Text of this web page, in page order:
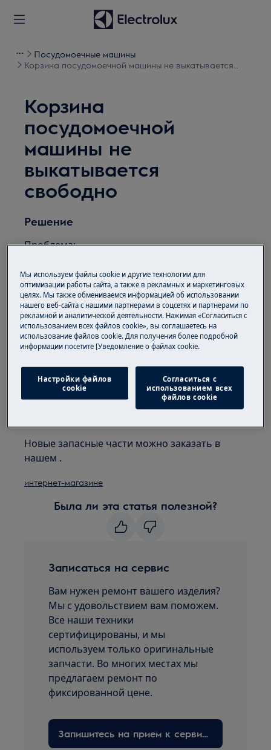
Посудомоечные машины
Корзина посудомоечной машины не выкатывается
Корзина
посудомоечной
машины не
выкатывается
свободно
Решение
Проблема:
Корзина посудомоечной машины не
выкатывается свободно
Применимо к:
встраиваемой посудомоечной машине
отдельностоящей посудомоечной
Решение:
1. Обратитесь в авторизованный
Новые запасные части можно заказать в
нашем .
интернет-магазине
Была ли эта статья полезной?
Записаться на сервис
Вам нужен ремонт вашего изделия?
Мы с удовольствием вам поможем.
Все наши техники
сертифицированы, и мы
используем только оригинальные
запчасти. Во многих местах мы
предлагаем ремонт по
фиксированной цене.
Запишитесь на прием к сервисному технику здесь
Мы используем файлы cookie и другие технологии для
оптимизации работы сайта, а также в рекламных и маркетинговых
целях. Мы также обмениваемся информацией об использовании
нашего веб-сайта с нашими партнерами в соцсетях и партнерами по
рекламной и аналитической деятельности. Нажимая «Согласиться с
использованием всех файлов cookie», вы соглашаетесь на
использование файлов cookie. Для получения более подробной
информации посетите [Уведомление о файлах cookie.
Настройки файлов
cookie
Согласиться с
использованием всех
файлов cookie